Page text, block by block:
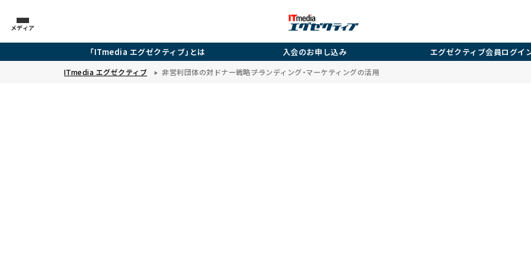
メディア
「ITmedia エグゼクティブ」とは 入会のお申し込み エグゼクティブ会員ログイ
ITmedia エグゼクティブ 非営利団体の対ドナー戦略――ブランディング・マーケティングの活用